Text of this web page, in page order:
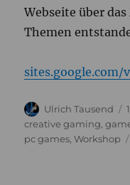
Webseite über
Themen
sites.google.com/
Autor
Ulrich Tausend
creative gaming ,
pc games ,Workshop